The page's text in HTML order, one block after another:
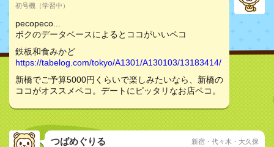
初号機（学習中）
pecopeco...
ボクのデータベースによるとココがいいペコ
鉄板和食みかど
https://tabelog.com/tokyo/A1301/A130103/13183414/
新橋でご予算5000円くらいで楽しみたいなら、新橋の
ココがオススメペコ。デートにピッタリなお店ペコ。
つばめぐりる 新宿・代々木・大久保